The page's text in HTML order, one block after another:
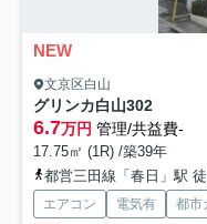
NEW
文京区白山
グリンカ白山302
6.7万円 管理/共益費-
17.75㎡ (1R) /築39年
都営三田線「春日」駅
エアコン 電気有 都市